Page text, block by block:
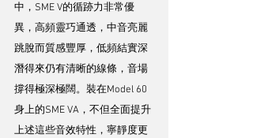
中，SME V的循跡力非常優
異，高頻靈巧通透，中音亮麗
跳脫而質感豐厚，低頻結實深
潛得來仍有清晰的線條，音場
撐得極深極闊。裝在Model 60
身上的SME VA，不但全面提升
上述這些音效特性，寧靜度更